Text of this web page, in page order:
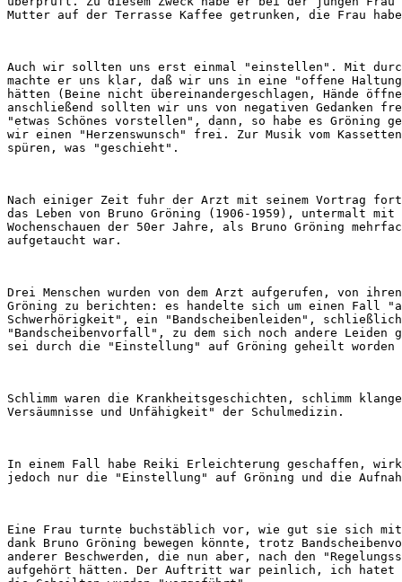
Auch wir sollten uns erst einmal "einstellen". Mit
machte er uns klar, daß wir uns in eine "offene
hätten (Beine nicht übereinandergeschlagen, Hände
anschließend sollten wir uns von negativen Gedanken
"etwas Schönes vorstellen", dann, so habe es Gröning
wir einen "Herzenswunsch" frei. Zur Musik vom
Nach einiger Zeit fuhr der Arzt mit seinem Vortrag
das Leben von Bruno Gröning (1906-1959), untermalt
Wochenschauen der 50er Jahre, als Bruno Gröning
Drei Menschen wurden von dem Arzt aufgerufen, von
Gröning zu berichten: es handelte sich um einen Fall
Schwerhörigkeit", ein "Bandscheibenleiden",
"Bandscheibenvorfall", zu dem sich noch andere
Schlimm waren die Krankheitsgeschichten, schlimm
In einem Fall habe Reiki Erleichterung geschaffen,
Eine Frau turnte buchstäblich vor, wie gut sie sich
dank Bruno Gröning bewegen könnte, trotz
anderer Beschwerden, die nun aber, nach den
aufgehört hätten. Der Auftritt war peinlich, ich hatet